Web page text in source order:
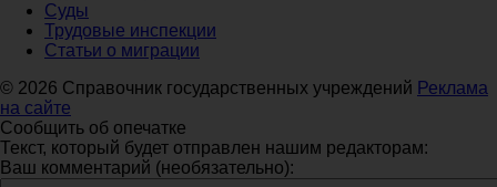
Суды
Трудовые инспекции
Статьи о миграции
© 2026 Справочник государственных учреждений Реклама
на сайте
Сообщить об опечатке
Текст, который будет отправлен нашим редакторам:
Ваш комментарий (необязательно):